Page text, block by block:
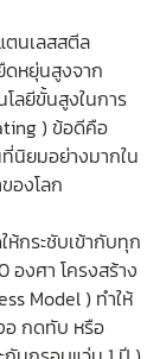
นเลสสตีล
หยุ่นสูงจาก
โลยีขั้นสูงในการ
) ข้อดีคือ
นิยมอย่างมากใน
องโลก
กระชับเข้ากับทุก
องศา โครงสร้าง
Model ) ทำให้
กดทับ หรือ